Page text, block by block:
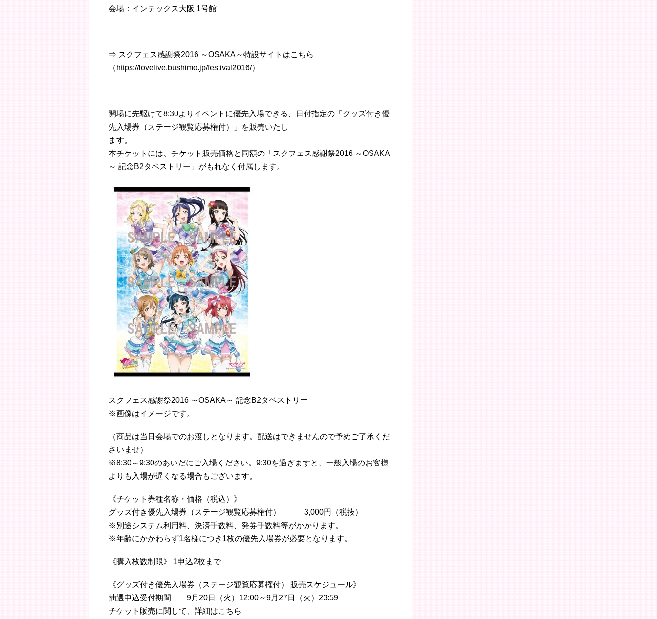
会場：インテックス大阪 1号館
⇒ スクフェス感謝祭2016 ～OSAKA～特設サイトはこちら
（https://lovelive.bushimo.jp/festival2016/）
開場に先駆けて8:30よりイベントに優先入場できる、日付指定の「グッズ付き優
先入場券（ステージ観覧応募権付）」を販売いたし
ます。
本チケットには、チケット販売価格と同額の「スクフェス感謝祭2016 ～OSAKA
～ 記念B2タペストリー」がもれなく付属します。
スクフェス感謝祭2016 ～OSAKA～ 記念B2タペストリー
※画像はイメージです。
（商品は当日会場でのお渡しとなります。配送はできませんので予めご了承くだ
さいませ）
※8:30～9:30のあいだにご入場ください。9:30を過ぎますと、一般入場のお客様
よりも入場が遅くなる場合もございます。
《チケット券種名称・価格（税込）》
グッズ付き優先入場券（ステージ観覧応募権付） 3,000円（税抜）
※別途システム利用料、決済手数料、発券手数料等がかかります。
※年齢にかかわらず1名様につき1枚の優先入場券が必要となります。
《購入枚数制限》 1申込2枚まで
《グッズ付き優先入場券（ステージ観覧応募権付） 販売スケジュール》
抽選申込受付期間： 9月20日（火）12:00～9月27日（火）23:59
チケット販売に関して、詳細はこちら